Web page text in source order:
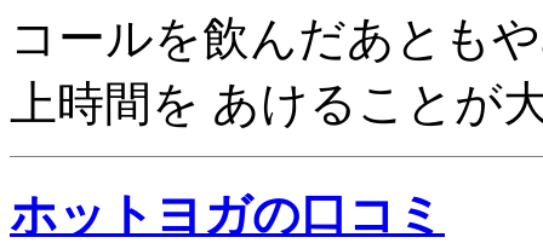
コールを飲んだあとも
上時間を あけることが
ホットヨガの口コミ